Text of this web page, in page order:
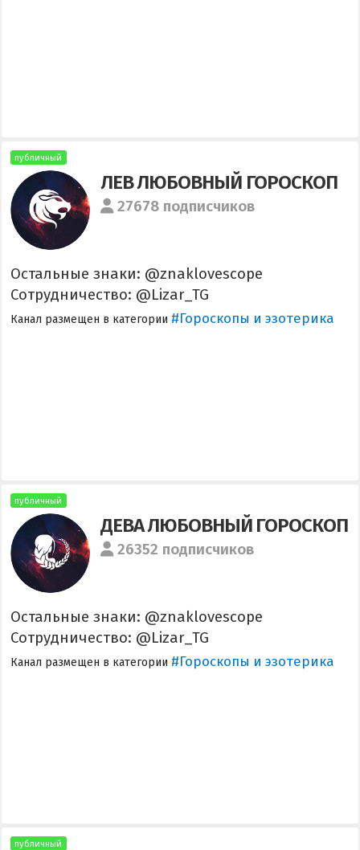
публичный
ЛЕВ ЛЮБОВНЫЙ ГОРОСКОП
27678 подписчиков
Остальные знаки: @znaklovescope
Сотрудничество: @Lizar_TG
Канал размещен в категории #Гороскопы и эзотерика
публичный
ДЕВА ЛЮБОВНЫЙ ГОРОСКОП
26352 подписчиков
Остальные знаки: @znaklovescope
Сотрудничество: @Lizar_TG
Канал размещен в категории #Гороскопы и эзотерика
публичный